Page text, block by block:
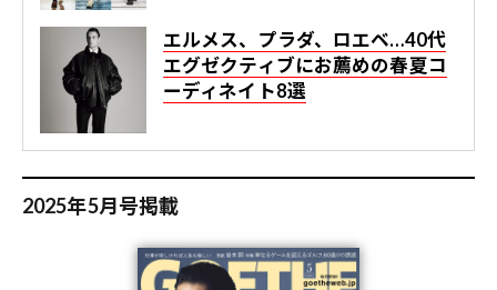
エルメス、プラダ、ロエベ…40代
エグゼクティブにお薦めの春夏コ
ーディネイト8選
2025年5月号掲載